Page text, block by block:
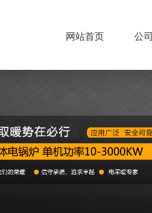
网站首页 公